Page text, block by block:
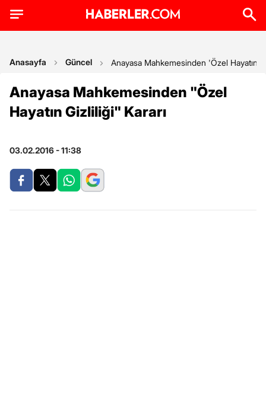
Anasayfa Güncel Anayasa Mahkemesinden 'Özel Hayatın
Anayasa Mahkemesinden "Özel
Hayatın Gizliliği" Kararı
03.02.2016 - 11:38